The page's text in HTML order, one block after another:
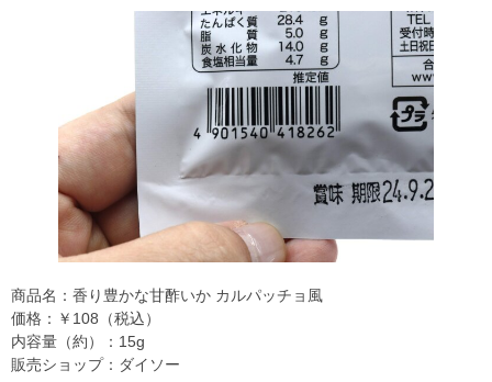
商品名：香り豊かな甘酢いか カルパッチョ風
価格：￥108（税込）
内容量（約）：15g
販売ショップ：ダイソー